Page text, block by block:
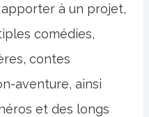
à un projet,
comédies,
contes
aventure, ainsi
et des longs